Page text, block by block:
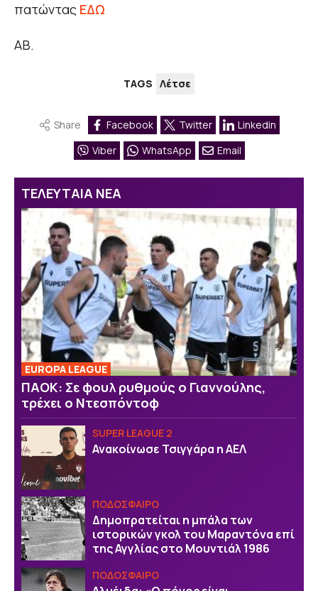
πατώντας ΕΔΩ
ΑΒ.
TAGS Λέτσε
Share Facebook Twitter
Linkedin
Viber
WhatsApp Email
ΤΕΛΕΥΤΑΙΑ ΝΕΑ
EUROPA LEAGUE
ΠΑΟΚ: Σε φουλ ρυθμούς ο Γιαννούλης,
τρέχει ο Ντεσπόντοφ
SUPER LEAGUE 2
Ανακοίνωσε Τσιγγάρα η ΑΕΛ
ΠΟΔΟΣΦΑΙΡΟ
Δημοπρατείται η μπάλα των
ιστορικών γκολ του Μαραντόνα επί
της Αγγλίας στο Μουντιάλ 1986
ΠΟΔΟΣΦΑΙΡΟ